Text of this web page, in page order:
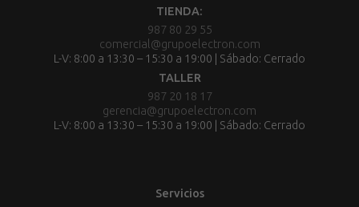
TIENDA:
987 80 29 55
comercial@grupoelectron.com
L-V: 8:00 a 13:30 – 15:30 a 19:00 | Sábado: Cerrado
TALLER
987 20 18 17
gerencia@grupoelectron.com
L-V: 8:00 a 13:30 – 15:30 a 19:00 | Sábado: Cerrado
Servicios